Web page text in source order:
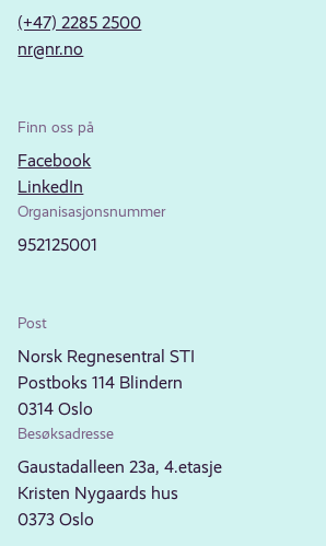
(+47) 2285 2500
nr@nr.no
Finn oss på
Facebook
LinkedIn
Organisasjonsnummer
952125001
Post
Norsk Regnesentral STI
Postboks 114 Blindern
0314 Oslo
Besøksadresse
Gaustadalleen 23a, 4.etasje
Kristen Nygaards hus
0373 Oslo